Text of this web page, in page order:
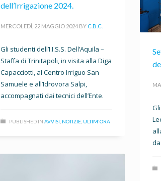
dell’Irrigazione 2024.
MERCOLEDÌ, 22 MAGGIO 2024 BY C.B.C.
Gli studenti dell’I.I.S.S. Dell’Aquila –
Staffa di Trinitapoli, in visita alla Diga
Capacciotti, al Centro Irriguo San
Samuele e all’Idrovora Salpi,
accompagnati dai tecnici dell’Ente.
PUBLISHED IN AVVISI, NOTIZIE, ULTIM'ORA